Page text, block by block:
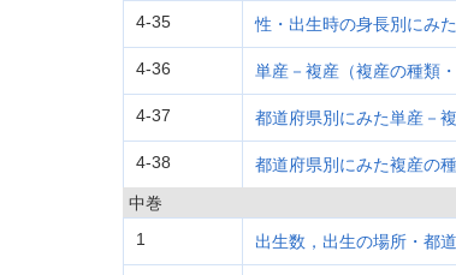
4-35 性・出生時の身長別にみ
4-36 単産－複産（複産の種類
4-37 都道府県別にみた単産－
4-38 都道府県別にみた複産の
中巻
1
出生数，出生の場所・都